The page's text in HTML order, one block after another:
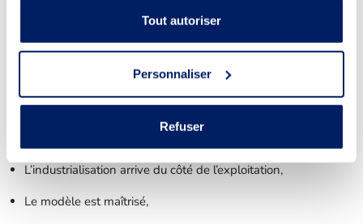
Tout autoriser
Personnaliser
Refuser
Pour que ce récit puisse vivre, il faut une filière structurée et
maintenant posées :
et desoutilsde A à Z,
L’industrialisation arrive du côté de l’exploitation,
Le modèle est maîtrisé,